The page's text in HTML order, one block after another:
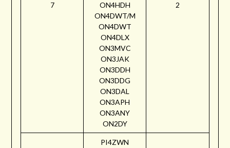
7
ON4HDH
ON4DWT/M
ON4DWT
ON4DLX
ON3MVC
ON3JAK
ON3DDH
ON3DDG
ON3DAL
ON3APH
ON3ANY
ON2DY
2
PI4ZWN